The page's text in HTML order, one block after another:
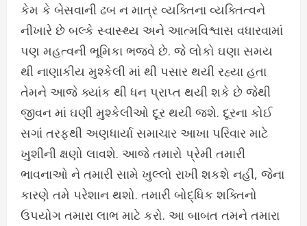
કેમ કે બેસવાની ઢબ ન માત્ર વ્યક્તિના વ્યક્તિત્વને
નીખારે છે બલ્કે સ્વાસ્થ્ય અને આત્મવિશ્વાસ વધારવામાં
પણ મહત્વની ભૂમિકા ભજવે છે. જે લોકો ઘણા સમય
થી નાણાકીય મુશ્કેલી માં થી પસાર થયી રહ્યા હતા
તેમને આજે ક્યાંક થી ધન પ્રાપ્ત થયી શકે છે જેથી
જીવન માં ઘણી મુશ્કેલીઓ દૂર થયી જશે. દૂરના કોઈ
સગાં તરફથી અણધાર્યા સમાચાર આખા પરિવાર માટે
ખુશીની ક્ષણો લાવશે. આજે તમારો પ્રેમી તમારી
ભાવનાઓ ને તમારી સામે ખુલ્લો રાખી શકશે નહીં, જેના
કારણે તમે પરેશાન થશો. તમારી બોદ્ધિક શક્તિનો
ઉપયોગ તમારા લાભ માટે કરો. આ બાબત તમને તમારા